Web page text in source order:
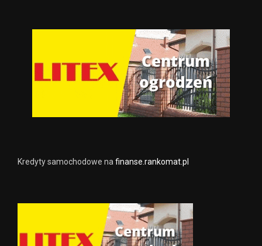
Kredyty samochodowe na finanse.rankomat.pl